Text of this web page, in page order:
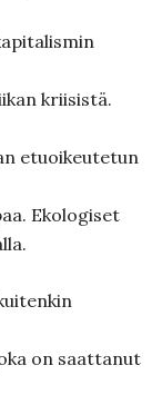
kriisistä.
etuoikeutetun
Ekologiset
on saattanut